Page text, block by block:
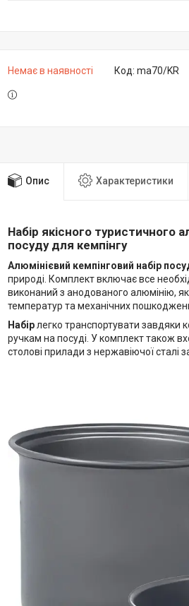
Немає в наявності Код: ma70/KR
Опис Характеристики
Набір якісного туристичного
посуду для кемпінгу
Алюмінієвий кемпінговий набір
природі. Комплект включає все
виконаний з анодованого алюмінію,
температур та механічних
Набірлегко транспортувати завдяки
ручкам на посуді. У комплект також
столові прилади з нержавіючої сталі